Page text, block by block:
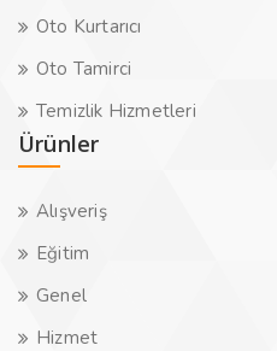
Oto Kurtarıcı
Oto Tamirci
Temizlik Hizmetleri
Ürünler
Alışveriş
Eğitim
Genel
Hizmet